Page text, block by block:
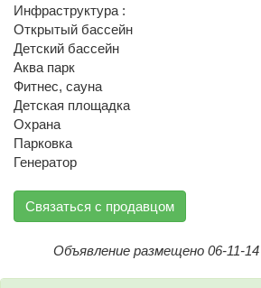
Инфраструктура :
Открытый бассейн
Детский бассейн
Аква парк
Фитнес, сауна
Детская площадка
Охрана
Парковка
Генератор
Связаться с продавцом
Объявление размещено 06-11-